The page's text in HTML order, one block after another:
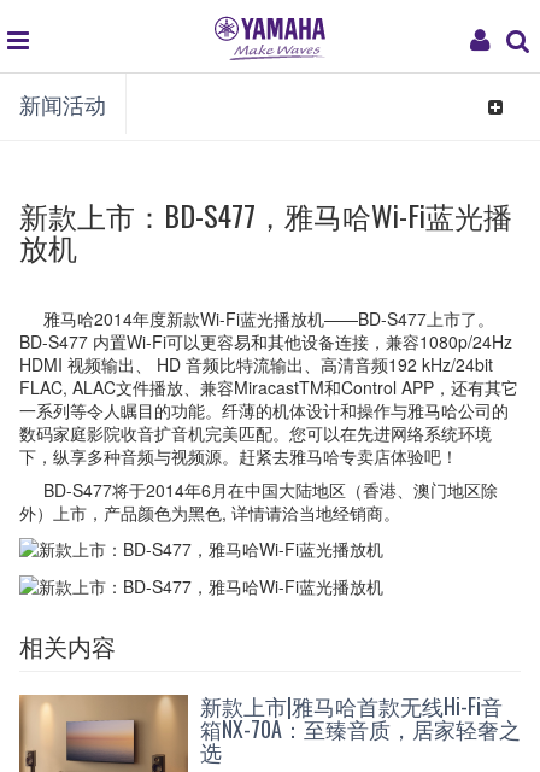
My
global
navigation
新闻活动
Toggle
新款上市：BD-S477，雅马哈Wi-Fi蓝光播
放机
雅马哈2014年度新款Wi-Fi蓝光播放机——BD-S477上市了。
BD-S477 内置Wi-Fi可以更容易和其他设备连接，兼容1080p/24Hz
HDMI 视频输出、 HD 音频比特流输出、高清音频192 kHz/24bit
FLAC, ALAC文件播放、兼容MiracastTM和Control APP，还有其它
一系列等令人瞩目的功能。纤薄的机体设计和操作与雅马哈公司的
数码家庭影院收音扩音机完美匹配。您可以在先进网络系统环境
下，纵享多种音频与视频源。赶紧去雅马哈专卖店体验吧！
BD-S477将于2014年6月在中国大陆地区（香港、澳门地区除
外）上市，产品颜色为黑色, 详情请洽当地经销商。
相关内容
新款上市|雅马哈首款无线Hi-Fi音
箱NX-70A：至臻音质，居家轻奢之
选